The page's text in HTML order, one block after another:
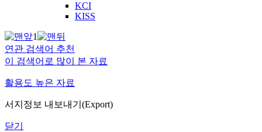
KCI
KISS
1
연관 검색어 추천
이 검색어로 많이 본 자료
활용도 높은 자료
서지정보 내보내기(Export)
닫기